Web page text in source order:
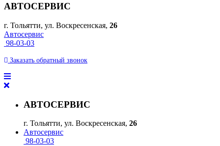
АВТОСЕРВИС
г. Тольятти, ул. Воскресенская, 26
Автосервис
98-03-03
Заказать обратный звонок
АВТОСЕРВИС
г. Тольятти, ул. Воскресенская, 26
Автосервис
98-03-03